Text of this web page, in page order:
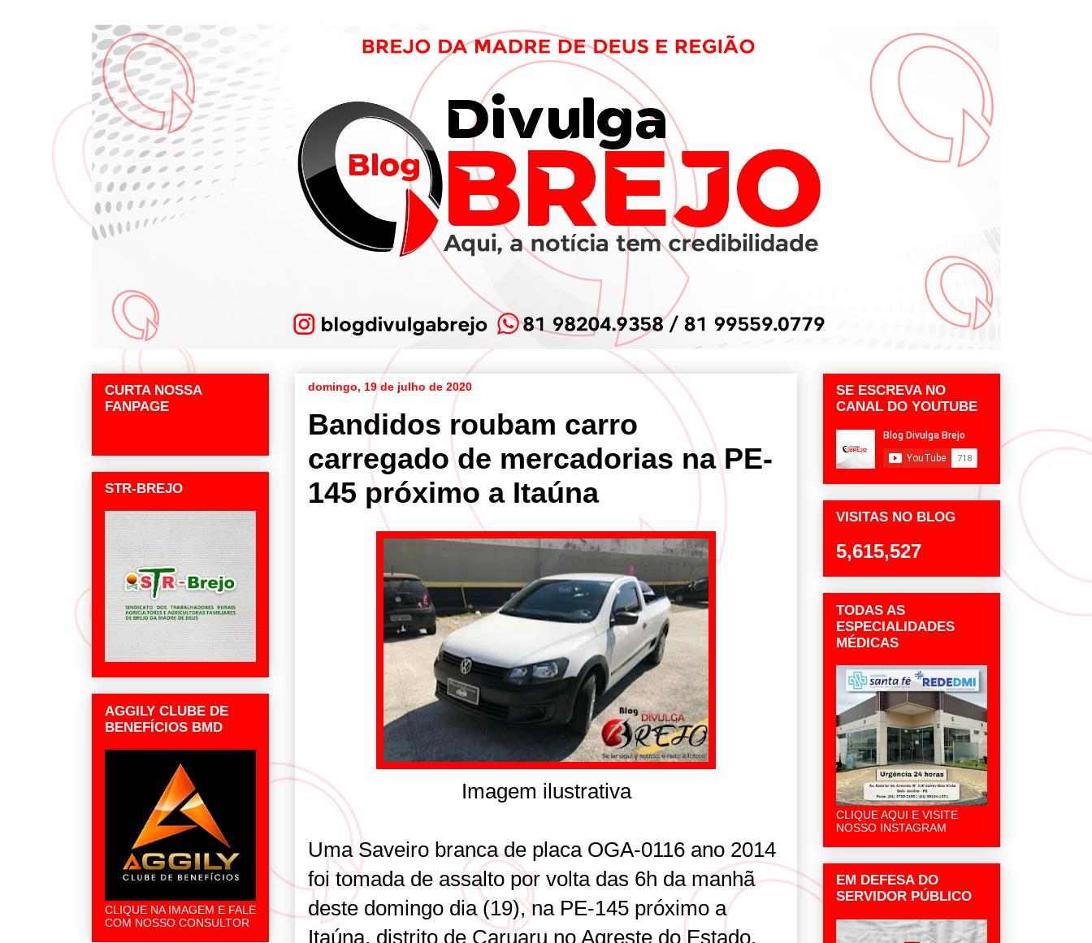
domingo, 19 de julho de 2020
Bandidos roubam carro
carregado de mercadorias na PE-
145 próximo a Itaúna
Imagem ilustrativa
Uma Saveiro branca de placa OGA-0116 ano 2014
foi tomada de assalto por volta das 6h da manhã
deste domingo dia (19), na PE-145 próximo a
Itaúna, distrito de Caruaru no Agreste do Estado.
CURTA NOSSA
FANPAGE
STR-BREJO
AGGILY CLUBE DE
BENEFÍCIOS BMD
CLIQUE NA IMAGEM E FALE
COM NOSSO CONSULTOR
SE ESCREVA NO
CANAL DO YOUTUBE
VISITAS NO BLOG
5,615,527
TODAS AS
ESPECIALIDADES
MÉDICAS
CLIQUE AQUI E VISITE
NOSSO INSTAGRAM
EM DEFESA DO
SERVIDOR PÚBLICO